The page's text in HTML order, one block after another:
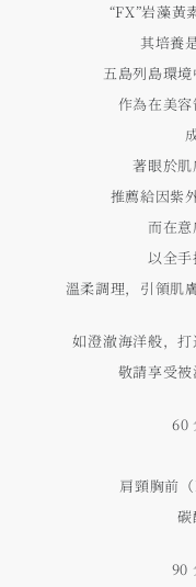
“FX”岩藻黃
其培養
五島列島環境
作為在美
著眼於肌
推薦給因紫
而在意
以全手
溫柔調理，引領肌
如澄澈海洋般，打
敬請享受被
60
肩頸胸前
碳
90